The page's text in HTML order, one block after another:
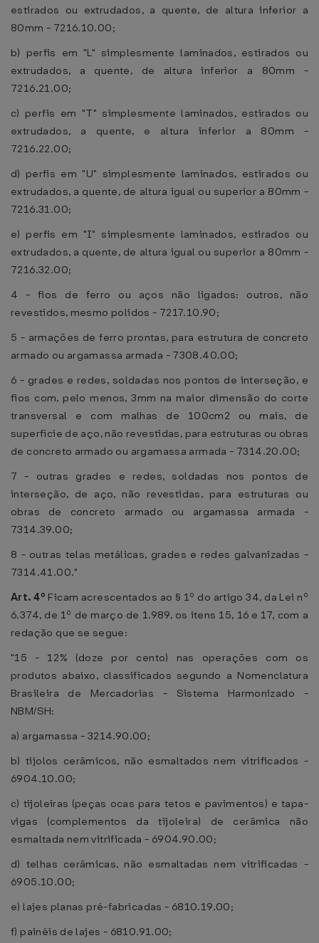
estirados ou extrudados, a quente, de altura inferior a
80mm - 7216.10.00;
b) perfis em "L" simplesmente laminados, estirados ou
extrudados, a quente, de altura inferior a 80mm -
7216.21.00;
c) perfis em "T" simplesmente laminados, estirados ou
extrudados, a quente, e altura inferior a 80mm -
7216.22.00;
d) perfis em "U" simplesmente laminados, estirados ou
extrudados, a quente, de altura igual ou superior a 80mm -
7216.31.00;
e) perfis em "I" simplesmente laminados, estirados ou
extrudados, a quente, de altura igual ou superior a 80mm -
7216.32.00;
4 - fios de ferro ou aços não ligados: outros, não
revestidos, mesmo polidos - 7217.10.90;
5 - armações de ferro prontas, para estrutura de concreto
armado ou argamassa armada - 7308.40.00;
6 - grades e redes, soldadas nos pontos de interseção, e
fios com, pelo menos, 3mm na maior dimensão do corte
transversal e com malhas de 100cm2 ou mais, de
superfície de aço, não revestidas, para estruturas ou obras
de concreto armado ou argamassa armada - 7314.20.00;
7 - outras grades e redes, soldadas nos pontos de
interseção, de aço, não revestidas, para estruturas ou
obras de concreto armado ou argamassa armada -
7314.39.00;
8 - outras telas metálicas, grades e redes galvanizadas -
7314.41.00."
Art. 4º Ficam acrescentados ao § 1º do artigo 34, da Lei nº
6.374, de 1º de março de 1.989, os itens 15, 16 e 17, com a
redação que se segue:
"15 - 12% (doze por cento) nas operações com os
produtos abaixo, classificados segundo a Nomenclatura
Brasileira de Mercadorias - Sistema Harmonizado -
NBM/SH:
a) argamassa - 3214.90.00;
b) tijolos cerâmicos, não esmaltados nem vitrificados -
6904.10.00;
c) tijoleiras (peças ocas para tetos e pavimentos) e tapa-
vigas (complementos da tijoleira) de cerâmica não
esmaltada nem vitrificada - 6904.90.00;
d) telhas cerâmicas, não esmaltadas nem vitrificadas -
6905.10.00;
e) lajes planas pré-fabricadas - 6810.19.00;
f) painéis de lajes - 6810.91.00;